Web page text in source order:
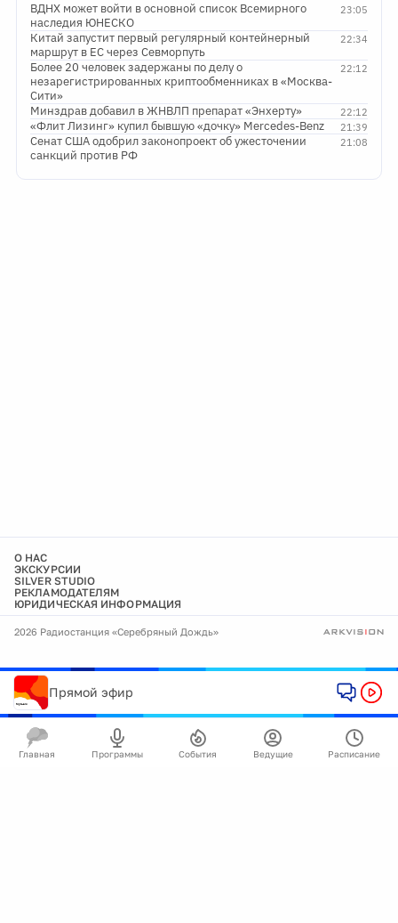
23:05
ВДНХ может войти в основной список Всемирного
наследия ЮНЕСКО
22:34
Китай запустит первый регулярный контейнерный
маршрут в ЕС через Севморпуть
22:12
Более 20 человек задержаны по делу о
незарегистрированных криптообменниках в «Москва-
Сити»
22:12
Минздрав добавил в ЖНВЛП препарат «Энхерту»
21:39
«Флит Лизинг» купил бывшую «дочку» Mercedes-Benz
21:08
Сенат США одобрил законопроект об ужесточении
санкций против РФ
О НАС
ЭКСКУРСИИ
SILVER STUDIO
РЕКЛАМОДАТЕЛЯМ
ЮРИДИЧЕСКАЯ ИНФОРМАЦИЯ
2026 Радиостанция «Серебряный Дождь»
Прямой эфир
Главная Программы События Ведущие Расписание